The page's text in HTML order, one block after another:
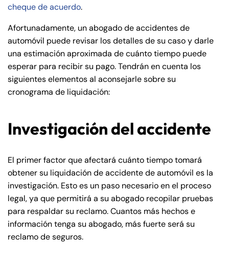
cheque de acuerdo.
Afortunadamente, un abogado de accidentes de
automóvil puede revisar los detalles de su caso y darle
una estimación aproximada de cuánto tiempo puede
esperar para recibir su pago. Tendrán en cuenta los
siguientes elementos al aconsejarle sobre su
cronograma de liquidación:
Investigación del accidente
El primer factor que afectará cuánto tiempo tomará
obtener su liquidación de accidente de automóvil es la
investigación. Esto es un paso necesario en el proceso
legal, ya que permitirá a su abogado recopilar pruebas
para respaldar su reclamo. Cuantos más hechos e
información tenga su abogado, más fuerte será su
reclamo de seguros.